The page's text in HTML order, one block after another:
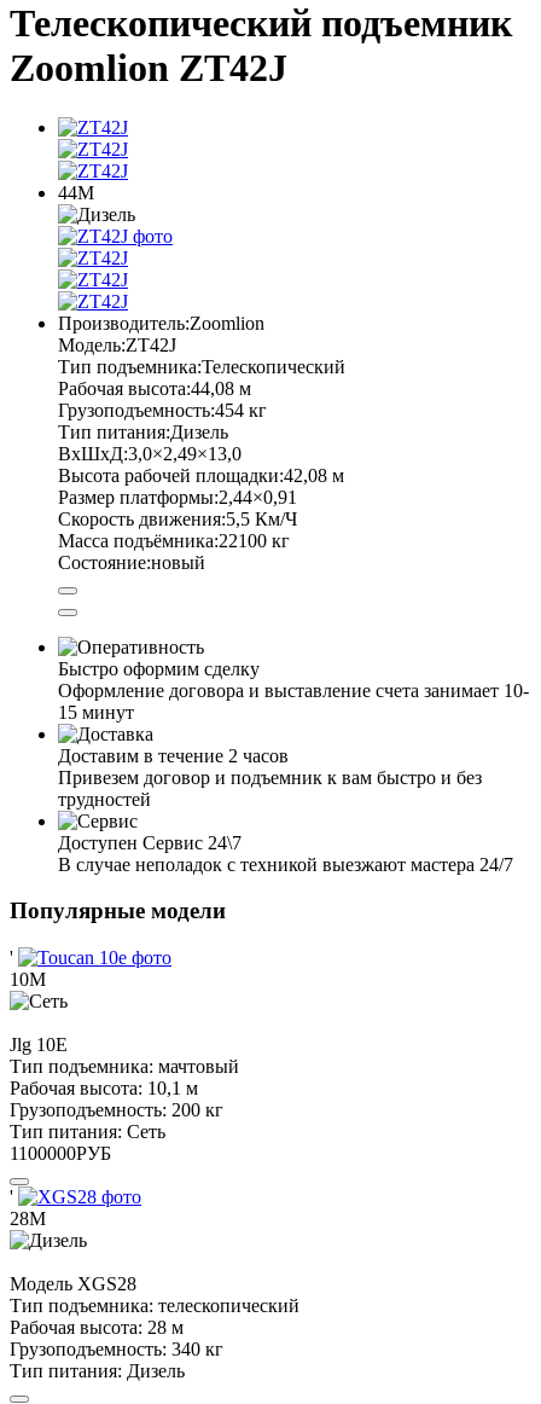
Телескопический подъемник
Zoomlion ZT42J
44М
Производитель:Zoomlion
Модель:ZT42J
Тип подъемника:Телескопический
Рабочая высота:44,08 м
Грузоподъемность:454 кг
Тип питания:Дизель
ВхШхД:3,0×2,49×13,0
Высота рабочей площадки:42,08 м
Размер платформы:2,44×0,91
Скорость движения:5,5 Км/Ч
Масса подъёмника:22100 кг
Состояние:новый
Быстро оформим сделку
Оформление договора и выставление счета занимает 10-
15 минут
Доставим в течение 2 часов
Привезем договор и подъемник к вам быстро и без
трудностей
Доступен Сервис 24\7
В случае неполадок с техникой выезжают мастера 24/7
Популярные модели
'
10М
Jlg 10E
Тип подъемника: мачтовый
Рабочая высота: 10,1 м
Грузоподъемность: 200 кг
Тип питания: Сеть
1100000РУБ
'
28М
Модель XGS28
Тип подъемника: телескопический
Рабочая высота: 28 м
Грузоподъемность: 340 кг
Тип питания: Дизель